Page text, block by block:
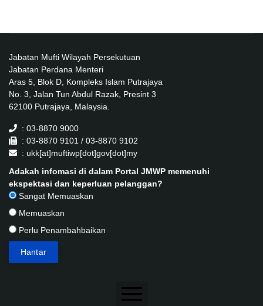
Jabatan Mufti Wilayah Persekutuan
Jabatan Perdana Menteri
Aras 5, Blok D, Kompleks Islam Putrajaya
No. 3, Jalan Tun Abdul Razak, Presint 3
62100 Putrajaya, Malaysia.
: 03-8870 9000
: 03-8870 9101 / 03-8870 9102
: ukk[at]muftiwp[dot]gov[dot]my
Adakah infomasi di dalam Portal JMWP memenuhi
ekspektasi dan keperluan pelanggan?
Sangat Memuaskan
Memuaskan
Perlu Penambahbaikan